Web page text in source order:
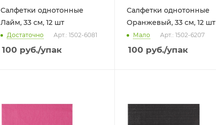
Салфетки однотонные
Лайм, 33 см, 12 шт
Достаточно Арт.: 1502-6081
100 руб./упак
Салфетки однотонные
Оранжевый, 33 см, 12 шт
Мало Арт.: 1502-6207
100 руб./упак